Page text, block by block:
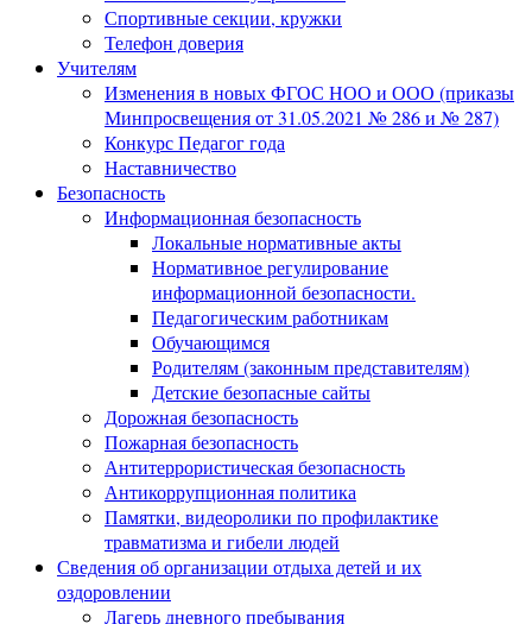
Спортивные секции, кружки
Телефон доверия
Учителям
Изменения в новых ФГОС НОО и ООО (приказы
Минпросвещения от 31.05.2021 № 286 и № 287)
Конкурс Педагог года
Наставничество
Безопасность
Информационная безопасность
Локальные нормативные акты
Нормативное регулирование
информационной безопасности.
Педагогическим работникам
Обучающимся
Родителям (законным представителям)
Детские безопасные сайты
Дорожная безопасность
Пожарная безопасность
Антитеррористическая безопасность
Антикоррупционная политика
Памятки, видеоролики по профилактике
травматизма и гибели людей
Сведения об организации отдыха детей и их
оздоровлении
Лагерь дневного пребывания